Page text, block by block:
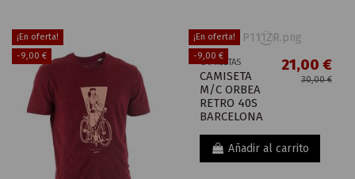
¡En oferta!
-9,00 €
¡En oferta!
-9,00 €
CAMISETAS
CAMISETA
M/C ORBEA
RETRO 40S
BARCELONA
21,00 €
30,00 €
Añadir al carrito